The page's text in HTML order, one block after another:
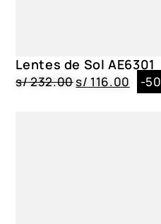
Lentes de Sol AE6301
s/232.00s/ 116.00 -50